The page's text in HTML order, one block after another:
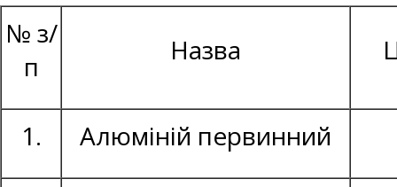
№ з/
п
Назва
1. Алюміній первинний